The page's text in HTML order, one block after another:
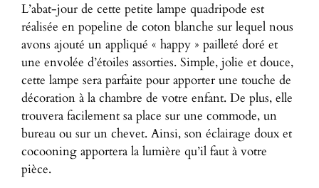
L’abat-jour de cette petite lampe quadripode est
réalisée en popeline de coton blanche sur lequel nous
avons ajouté un appliqué « happy » pailleté doré et
une envolée d’étoiles assorties. Simple, jolie et douce,
cette lampe sera parfaite pour apporter une touche de
décoration à la chambre de votre enfant. De plus, elle
trouvera facilement sa place sur une commode, un
bureau ou sur un chevet. Ainsi, son éclairage doux et
cocooning apportera la lumière qu’il faut à votre
pièce.